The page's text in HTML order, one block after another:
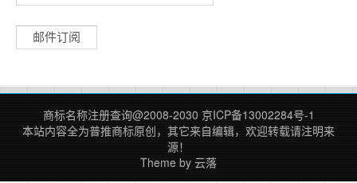
商标名称注册查询@2008-2030 京ICP备13002284号-1
本站内容全为普推商标原创，其它来自编辑，欢迎转载请注明来
源！
Theme by 云落